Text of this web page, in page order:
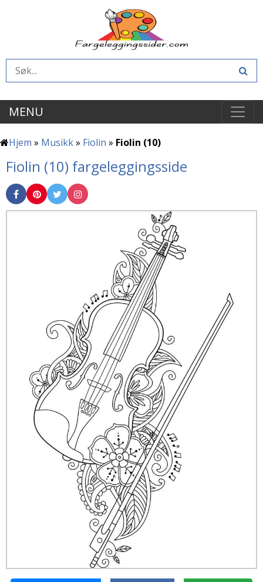
MENU
Hjem » Musikk» Fiolin » Fiolin (10)
Fiolin (10) fargeleggingsside